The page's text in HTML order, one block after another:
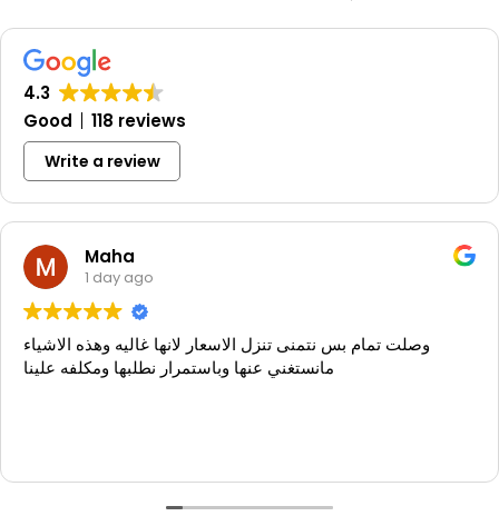
4.3
Good
118 reviews
Write a review
Maha
1 day ago
وصلت تمام بس نتمنى تنزل الاسعار لانها غاليه وهذه الاشياء
مانستغني عنها وباستمرار نطلبها ومكلفه علينا